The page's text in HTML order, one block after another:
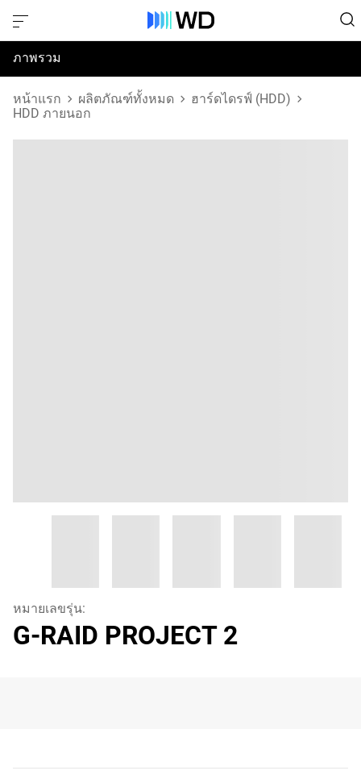
ภาพรวม
ข้อมูลจำเพาะ
การสนับสนุนและทรัพยากร
หน้าแรก ผลิตภัณฑ์ทั้งหมด
ฮาร์ดไดรฟ์ (HDD)
HDD ภายนอก
หมายเลขรุ่น:
G-RAID PROJECT 2